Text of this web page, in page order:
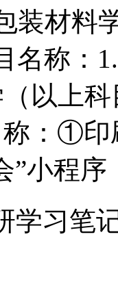
装材
名称：
以上
称：①
”小程序
学习笔